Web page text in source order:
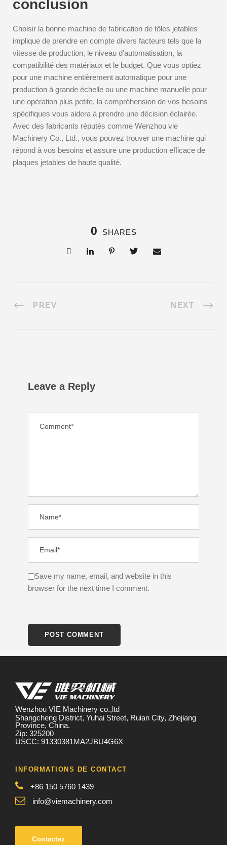
conclusion
Choisir la bonne machine de fabrication de tôles jetables
implique de prendre en compte divers facteurs tels que la
vitesse de production, le niveau d’automatisation, la
compatibilité des matériaux et le budget. Que vous optiez
pour une machine entièrement automatique pour une
production à grande échelle ou une machine manuelle pour
une opération plus petite, la compréhension de vos besoins
spécifiques vous aidera à prendre une décision éclairée.
Avec des fabricants réputés comme Wenzhou vie
Machinery Co., Ltd., vous pouvez trouver une machine qui
répond à vos besoins et assure une production efficace de
plaques jetables de haute qualité.
0 SHARES
PREV NEXT
Leave a Reply
Save my name, email, and website in this
browser for the next time I comment.
Wenzhou VIE Machinery co.,ltd
Shangcheng District, Yuhai Street, Ruian City, Zhejiang
Province, China.
Zip: 325200
USCC: 91330381MA2JBU4G6X
INFORMATIONS DE CONTACT
+86 150 5760 1439
info@viemachinery.com
Contactez